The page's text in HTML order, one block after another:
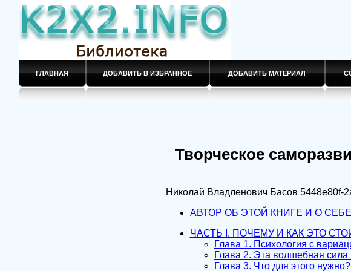
ГЛАВНАЯ ДОБАВИТЬ В ИЗБРАННОЕ ДОБАВИТЬ МАТЕРИАЛ
Творческое
Николай Владленович Басов 5448e80f-
АВТОР ОБ ЭТОЙ КНИГЕ И О
ЧАСТЬ I. ПОЧЕМУ И КАК ЭТО
Глава 1. Психология с
Глава 2. Эта волшебная сила
Глава 3. Что для этого нужно?